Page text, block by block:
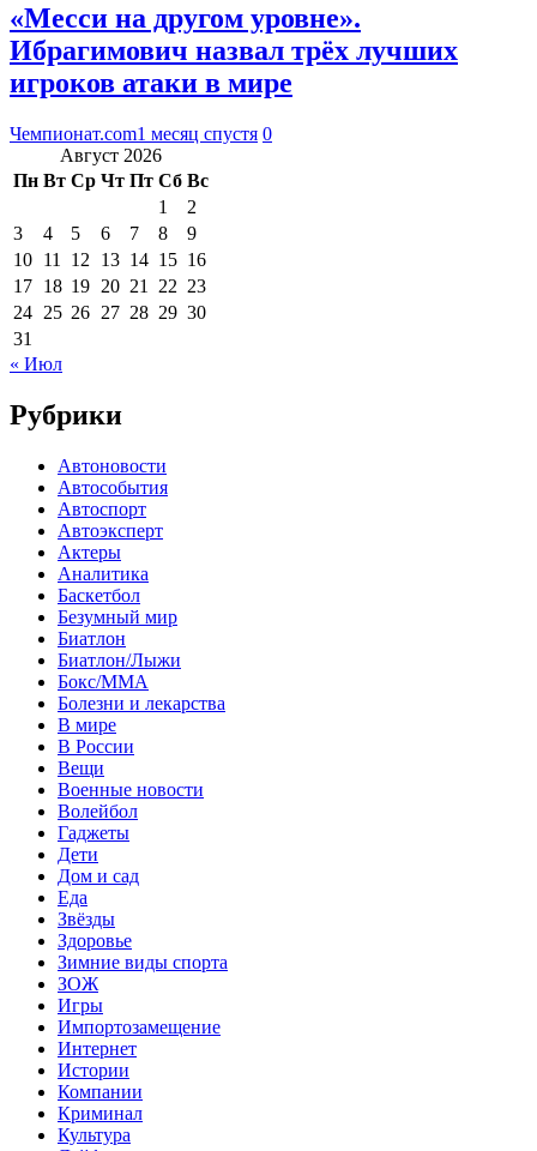
«Месси на другом уровне».
Ибрагимович назвал трёх лучших
игроков атаки в мире
Чемпионат.com1 месяц спустя 0
Август 2026
Пн Вт Ср Чт Пт Сб Вс
1
2
3
4 5 6 7 8
9
10 11 12 13 14 15 16
17 18 19 20 21 22 23
24 25 26 27 28 29 30
31
« Июл
Рубрики
Автоновости
Автособытия
Автоспорт
Автоэксперт
Актеры
Аналитика
Баскетбол
Безумный мир
Биатлон
Биатлон/Лыжи
Бокс/MMA
Болезни и лекарства
В мире
В России
Вещи
Военные новости
Волейбол
Гаджеты
Дети
Дом и сад
Еда
Звёзды
Здоровье
Зимние виды спорта
ЗОЖ
Игры
Импортозамещение
Интернет
Истории
Компании
Криминал
Культура